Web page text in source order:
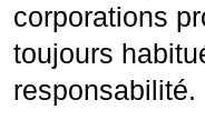
corporations
toujours
responsabilité.